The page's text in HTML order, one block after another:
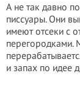
А не так давно
писсуары. Они
имеют отсеки с
перегородками.
и запах по идее